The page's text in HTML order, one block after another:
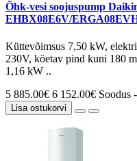
Õhk-vesi soojuspump
EHBX08E6V/
Küttevõimsus 7,50 kW,
230V, köetav pind kuni 180
1,16 kW ..
5 885.00€ 6 152.00€ Soodus
Lisa ostukorvi